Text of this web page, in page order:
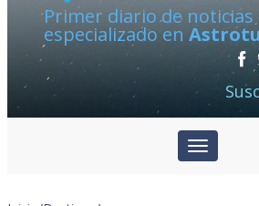
Primer diario de noticias
especializado en